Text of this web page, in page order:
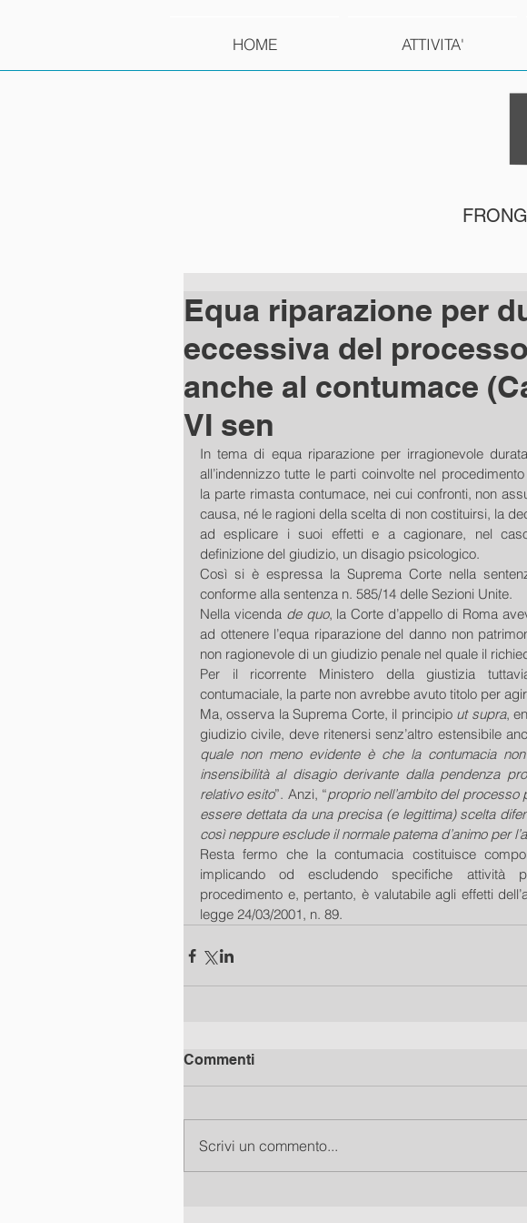
HOME ATTIVITA'
Equa riparazione per
eccessiva del
anche al contumace
VI sen
In tema di equa riparazione per irragionevole
all’indennizzo tutte le parti coinvolte nel
la parte rimasta contumace, nei cui confronti, non
causa, né le ragioni della scelta di non costituirsi, la
ad esplicare i suoi effetti e a cagionare, nel
definizione del giudizio, un disagio psicologico.
Così si è espressa la Suprema Corte nella
conforme alla sentenza n. 585/14 delle Sezioni Unite.
Nella vicenda de quo, la Corte d’appello di Roma
ad ottenere l’equa riparazione del danno non
Per il ricorrente Ministero della giustizia
contumaciale, la parte non avrebbe avuto titolo per
Ma, osserva la Suprema Corte, il principio ut supra,
giudizio civile, deve ritenersi senz’altro estensibile
quale non meno evidente è che la contumacia
insensibilità al disagio derivante dalla pendenza
relativo esito”. Anzi, “proprio nell’ambito del
essere dettata da una precisa (e legittima) scelta
così neppure esclude il normale patema d’animo per
Resta fermo che la contumacia costituisce
implicando od escludendo specifiche attività
procedimento e, pertanto, è valutabile agli effetti
legge 24/03/2001, n. 89.
Commenti
Scrivi un commento...